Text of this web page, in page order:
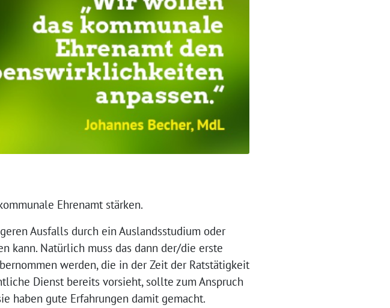
Ehren­amt stärken.
Aus­falls durch ein Aus­lands­stu­di­um oder
kann. Natür­lich muss das dann der/die ers­te
wer­den, die in der Zeit der Rats­tä­tig­keit
Dienst bereits vor­sieht, soll­te zum Anspruch
haben gute Erfah­run­gen damit gemacht.